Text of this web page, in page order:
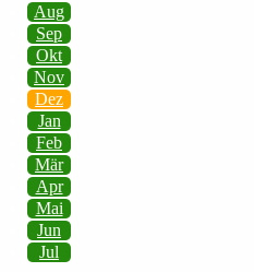
Aug
Sep
Okt
Nov
Dez
Jan
Feb
Mär
Apr
Mai
Jun
Jul